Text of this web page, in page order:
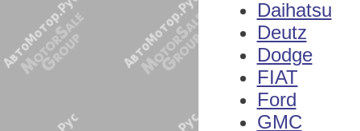
Daihatsu
Deutz
Dodge
FIAT
Ford
GMC